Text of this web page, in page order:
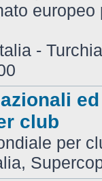
europeo
-
ed
club
per